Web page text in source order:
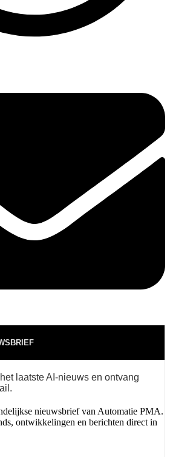
laatste AI-nieuws en ontvang
nieuwsbrief van Automatie PMA.
ontwikkelingen en berichten direct in